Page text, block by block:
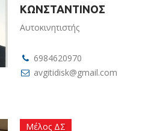
ΚΩΝΣΤΑΝΤΙΝΟΣ
Αυτοκινητιστής
6984620970
avgitidisk@gmail.com
Μέλος ΔΣ